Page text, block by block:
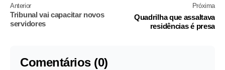
Anterior
Tribunal vai capacitar novos
servidores
Próxima
Quadrilha que assaltava
residências é presa
Comentários (0)